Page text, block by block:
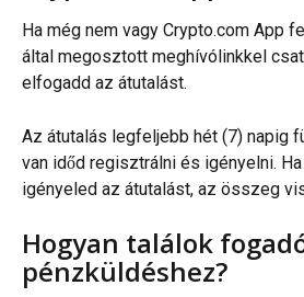
Ha még nem vagy Crypto.com App
által megosztott meghívólinkkel
elfogadd az átutalást.
Az átutalás legfeljebb hét (7) napig
van időd regisztrálni és igényelni.
igényeled az átutalást, az összeg
Hogyan találok
pénzküldéshez?